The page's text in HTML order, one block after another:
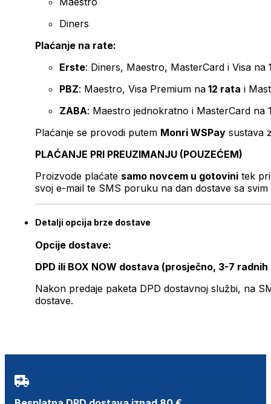
Diners
Plaćanje na rate:
Erste: Diners, Maestro, MasterCard i Visa na
PBZ: Maestro, Visa Premium na 12 rata i
ZABA: Maestro jednokratno i MasterCard na
Plaćanje se provodi putem Monri WSPay sustava
PLAĆANJE PRI PREUZIMANJU (POUZEĆEM)
Proizvode plaćate samo novcem u gotovini tek
svoj e-mail te SMS poruku na dan dostave sa svim
Detalji opcija brze dostave
Opcije dostave:
DPD ili BOX NOW dostava (prosječno, 3-7 radnih
Nakon predaje paketa DPD dostavnoj službi, na
dostave.